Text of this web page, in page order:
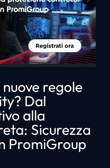
regole
Dal
alla
Sicurezza
PromiGroup